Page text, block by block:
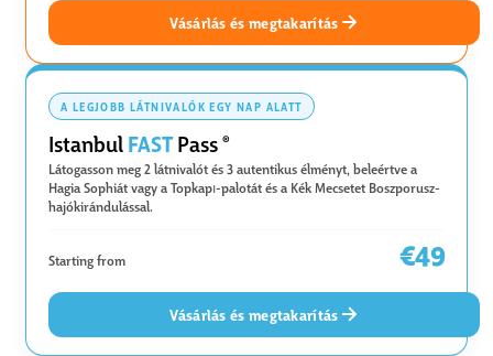
Vásárlás és megtakarítás
A LEGJOBB LÁTNIVALÓK EGY NAP ALATT
IstanbulFASTPass ®
Látogasson meg 2 látnivalót és 3 autentikus élményt, beleértve a
Hagia Sophiát vagy a Topkapı-palotát és a Kék Mecsetet Boszporusz-
hajókirándulással.
Starting from €49
Vásárlás és megtakarítás